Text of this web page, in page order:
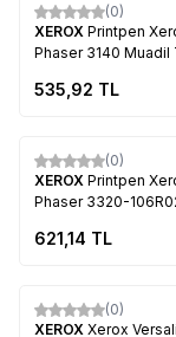
(0)
XEROX Printpen
Phaser 3140 Muadil
535,92 TL
(0)
XEROX Printpen
Phaser 3320-
621,14 TL
(0)
XEROX Xerox